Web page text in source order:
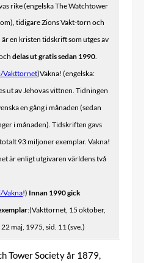
rike (engelska The Watchtower
tidigare Zions Vakt-torn och
en kristen tidskrift som utges av
delas ut gratis sedan 1990.
Vakttornet)Vakna! (engelska:
ut av Jehovas vittnen. Tidningen
en gång i månaden (sedan
i månaden). Tidskriften gavs
93 miljoner exemplar. Vakna!
är enligt utgivaren världens två
Vakna!) Innan 1990 gick
:(Vakttornet, 15 oktober,
maj, 1975, sid. 11 (sve.)
Tower Society år 1879,